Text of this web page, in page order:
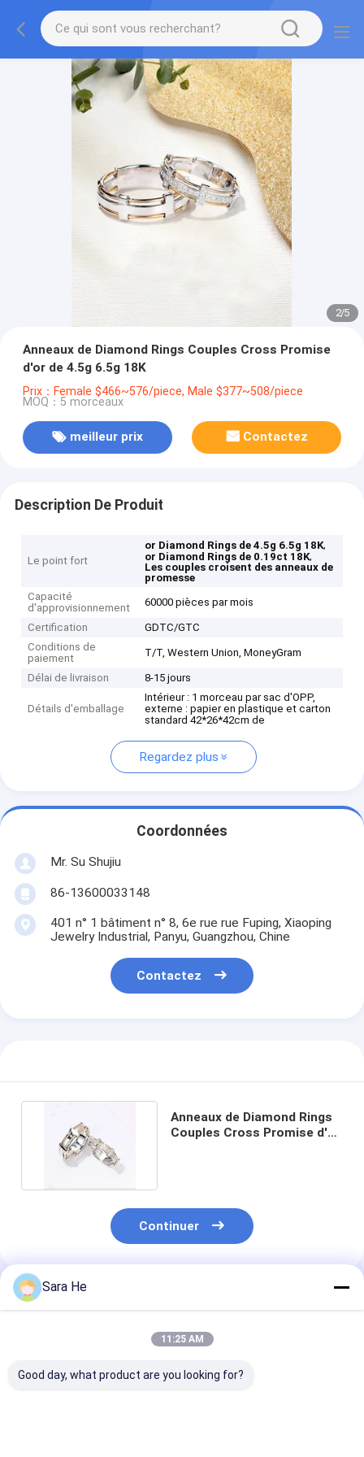
2/5
Anneaux de Diamond Rings Couples Cross Promise
d'or de 4.5g 6.5g 18K
Prix：Female $466~576/piece, Male $377~508/piece
MOQ：5 morceaux
meilleur prix Contactez
Description De Produit
Le point fort
or Diamond Rings de 4.5g 6.5g 18K,
or Diamond Rings de 0.19ct 18K,
Les couples croisent des anneaux de
promesse
Capacité
d'approvisionnement
60000 pièces par mois
Certification
GDTC/GTC
Conditions de
paiement
T/T, Western Union, MoneyGram
Délai de livraison 8-15 jours
Détails d'emballage
Intérieur : 1 morceau par sac d'OPP,
externe : papier en plastique et carton
standard 42*26*42cm de
Regardez plus
Coordonnées
Mr. Su Shujiu
86-13600033148
401 n° 1 bâtiment n° 8, 6e rue rue Fuping, Xiaoping
Jewelry Industrial, Panyu, Guangzhou, Chine
Contactez
Anneaux de Diamond Rings
Couples Cross Promise d'or
Continuer
Produits Recommandés
Sara He
11:25 AM
Good day, what product are you looking for?